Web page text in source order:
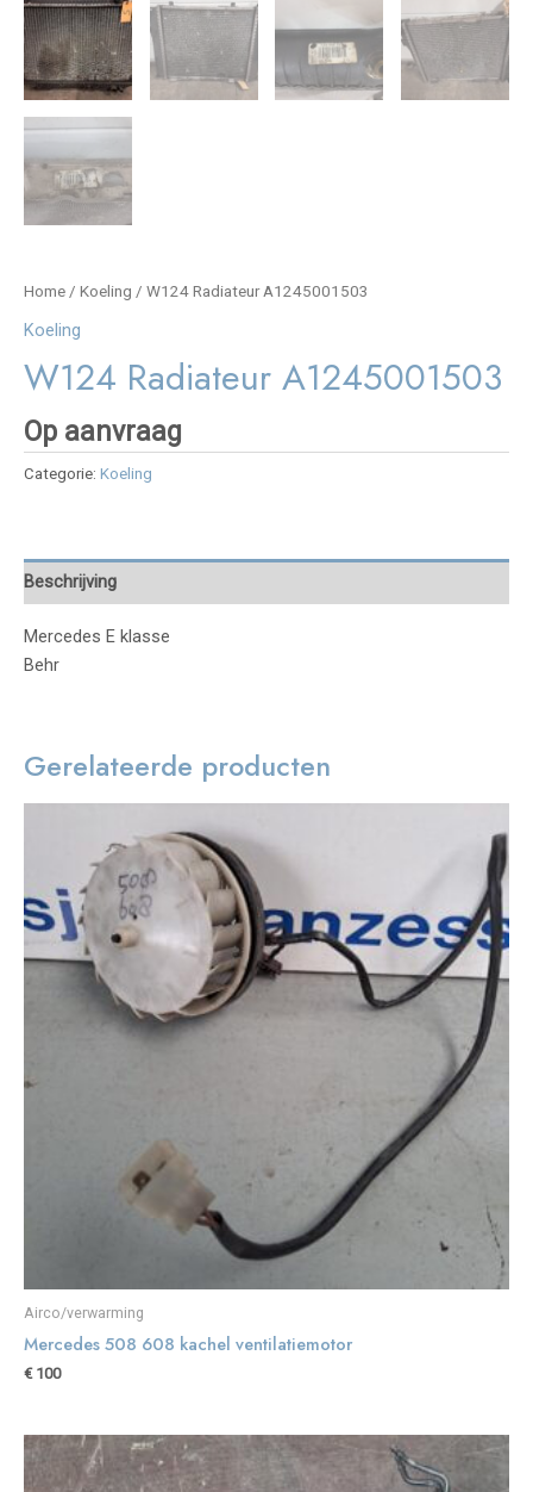
Home / Koeling / W124 Radiateur A1245001503
Koeling
W124 Radiateur A1245001503
Op aanvraag
Categorie: Koeling
Beschrijving
Mercedes E klasse
Behr
Gerelateerde producten
Airco/verwarming
Mercedes 508 608 kachel ventilatiemotor
€100